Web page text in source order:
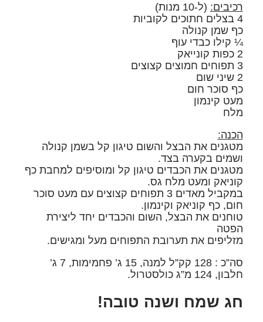
רכיבים: (ל-10 מנות)
4 בצלים חתוכים לקוביות
כף שמן קנולה
¼ קילו כבדי עוף
2 כפות קונייאק
3 תפוחים חמוצים קצוצים
2 שיני שום
כף סוכר חום
מעט קינמון
מלח
הכנה:
מטגנים את הבצל והשום טיגון קל בשמן קנולה
ושמים בקערה בצד.
מטגנים את הכבדים טיגון קל ומוסיפים למחבת כף
קוניאק ומעט מלח גס.
במקביל מאדים 3 תפוחים קצוצים עם מעט סוכר
חום, כף קוניאק וקינמון.
טוחנים את הבצל, השום והכבדים יחד ליצירת
הפטה
מזליפים את תערובת התפוחים מעל ומגישים.
סה”כ : 128 קק”ל למנה, 15 ג’ פחמימות, 7 ג’
חלבון, 124 מ”ג כולסטרול.
חג שמח ושנה טובה!